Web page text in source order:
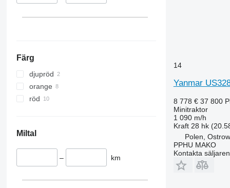
Färg
djupröd
orange
röd
Miltal
– km
14
Yanmar
8 778 € 37 800
Minitraktor
1 090 m/h
Kraft 28 hk
Polen,
PPHU MAKO
Kontakta säljaren